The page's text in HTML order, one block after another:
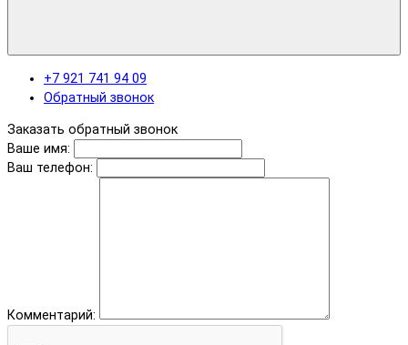
+7 921 741 94 09
Обратный звонок
Заказать обратный звонок
Ваше имя:
Ваш телефон:
Комментарий: